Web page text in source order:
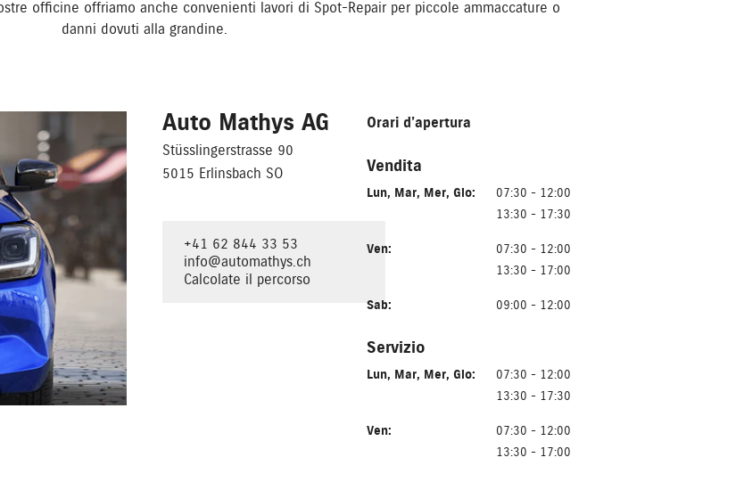
officine offriamo anche convenienti lavori di Spot-Repair per piccole ammaccature o
danni dovuti alla grandine.
Auto Mathys AG
Stüsslingerstrasse 90
5015 Erlinsbach SO
+41 62 844 33 53
info@automathys.ch
Calcolate il percorso
Orari d’apertura
Vendita
Lun, Mar, Mer, Gio:
07:30 - 12:00
13:30 - 17:30
Ven:
07:30 - 12:00
13:30 - 17:00
Sab: 09:00 - 12:00
Servizio
Lun, Mar, Mer, Gio:
07:30 - 12:00
13:30 - 17:30
Ven:
07:30 - 12:00
13:30 - 17:00